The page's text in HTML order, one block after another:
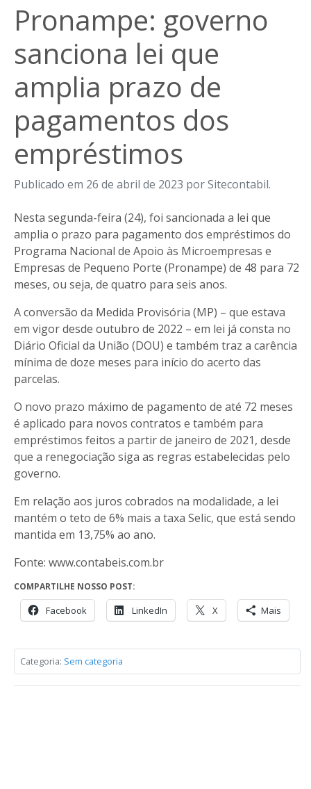
Pronampe: governo
sanciona lei que
amplia prazo de
pagamentos dos
empréstimos
Publicado em 26 de abril de 2023 por Sitecontabil.
Nesta segunda-feira (24), foi sancionada a lei que
amplia o prazo para pagamento dos empréstimos do
Programa Nacional de Apoio às Microempresas e
Empresas de Pequeno Porte (Pronampe) de 48 para 72
meses, ou seja, de quatro para seis anos.
A conversão da Medida Provisória (MP) – que estava
em vigor desde outubro de 2022 – em lei já consta no
Diário Oficial da União (DOU) e também traz a carência
mínima de doze meses para início do acerto das
parcelas.
O novo prazo máximo de pagamento de até 72 meses
é aplicado para novos contratos e também para
empréstimos feitos a partir de janeiro de 2021, desde
que a renegociação siga as regras estabelecidas pelo
governo.
Em relação aos juros cobrados na modalidade, a lei
mantém o teto de 6% mais a taxa Selic, que está sendo
mantida em 13,75% ao ano.
Fonte: www.contabeis.com.br
COMPARTILHE NOSSO POST:
Facebook LinkedIn X Mais
Categoria: Sem categoria